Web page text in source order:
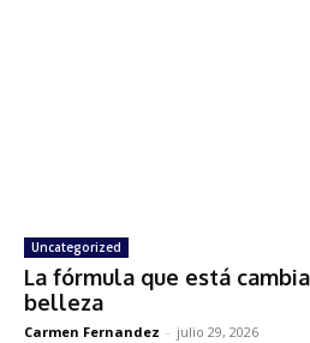
Uncategorized
La fórmula que está
belleza
Carmen Fernandez - julio 29, 2026